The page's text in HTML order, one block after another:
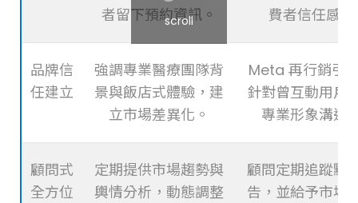
scroll
者留下預約資訊。
費者信任感。
品牌信
任建立
強調專業醫療團隊背
景與飯店式體驗，建
立市場差異化。
Meta 再行銷引
針對曾互動用戶
專業形象溝通
顧問式
全方位
定期提供市場趨勢與
輿情分析，動態調整
顧問定期追蹤點
告，並給予市場